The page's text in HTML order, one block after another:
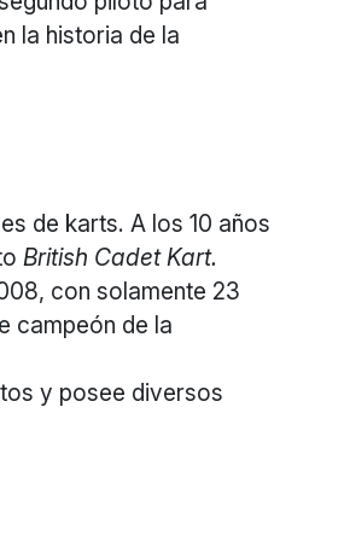
la historia de la
de karts. A los 10 años
British Cadet Kart.
con solamente 23
campeón de la
y posee diversos